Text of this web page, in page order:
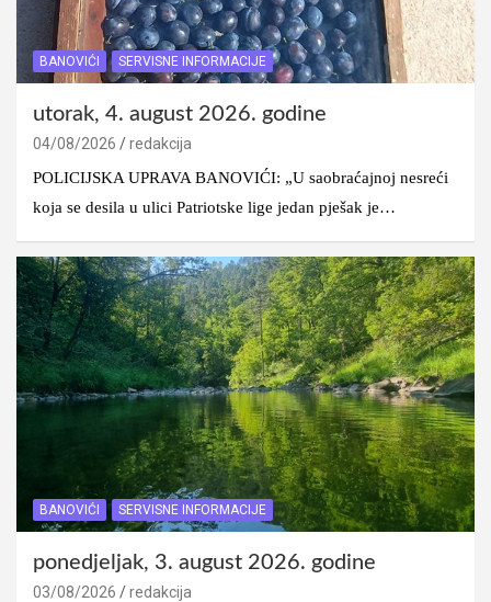
BANOVIĆI SERVISNE INFORMACIJE
utorak, 4. august 2026. godine
04/08/2026
redakcija
POLICIJSKA UPRAVA BANOVIĆI: „U saobraćajnoj nesreći
koja se desila u ulici Patriotske lige jedan pješak je…
BANOVIĆI SERVISNE INFORMACIJE
ponedjeljak, 3. august 2026. godine
03/08/2026
redakcija